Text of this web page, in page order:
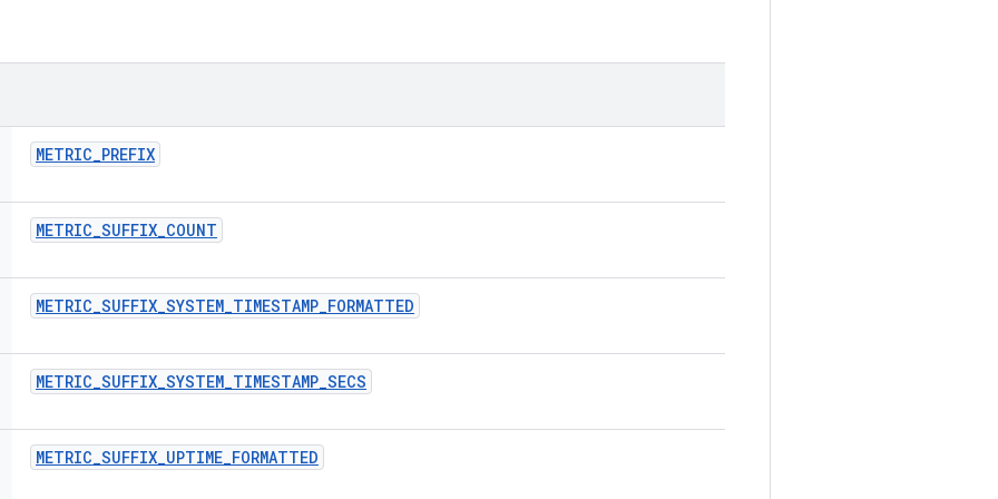
METRIC_PREFIX
METRIC_SUFFIX_COUNT
METRIC_SUFFIX_SYSTEM_TIMESTAMP_FORMATTED
METRIC_SUFFIX_SYSTEM_TIMESTAMP_SECS
METRIC_SUFFIX_UPTIME_FORMATTED